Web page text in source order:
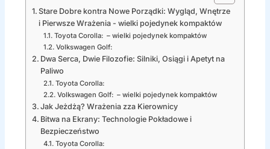
Stare Dobre kontra Nowe Porządki: Wygląd, Wnętrze
i Pierwsze Wrażenia - wielki pojedynek kompaktów
Toyota Corolla: – wielki pojedynek kompaktów
Volkswagen Golf:
Dwa Serca, Dwie Filozofie: Silniki, Osiągi i Apetyt na
Paliwo
Toyota Corolla:
Volkswagen Golf: – wielki pojedynek kompaktów
Jak Jeżdżą? Wrażenia zza Kierownicy
Bitwa na Ekrany: Technologie Pokładowe i
Bezpieczeństwo
Toyota Corolla: